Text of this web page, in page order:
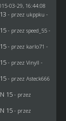
03-29, 16:44:08
- przez ukppku -
- przez speed_55 -
- przez karlo71 -
- przez Vinyll -
- przez Asteck666
15 - przez
15 - przez